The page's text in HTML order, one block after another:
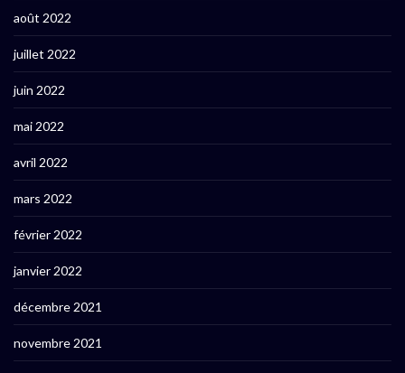
août 2022
juillet 2022
juin 2022
mai 2022
avril 2022
mars 2022
février 2022
janvier 2022
décembre 2021
novembre 2021